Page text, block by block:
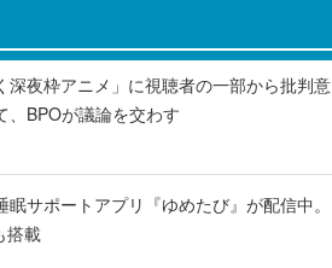
深夜枠アニメ」に視聴者の一部から批判意
、BPOが議論を交わす
サポートアプリ『ゆめたび』が配信中。
搭載